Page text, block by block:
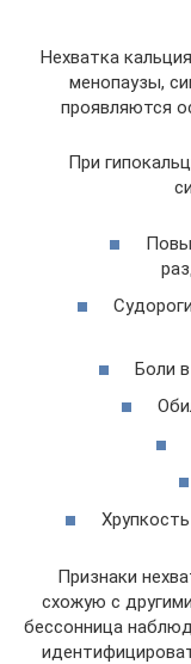
Нехватка
менопаузы,
проявляются
При
Боли
Признаки
схожую с
бессонница